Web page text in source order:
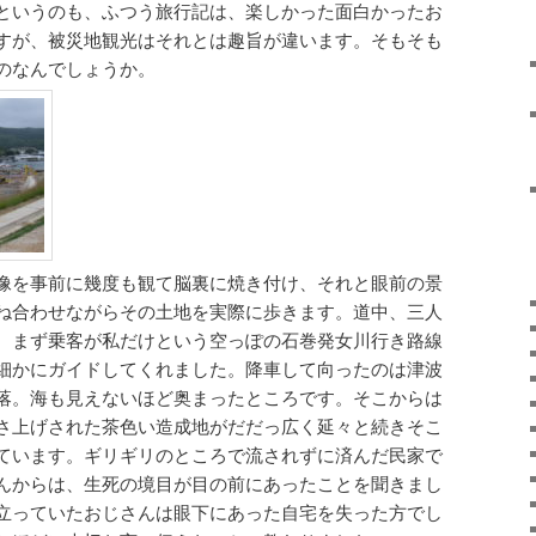
いうのも、ふつう旅行記は、楽しかった面白かったお
が、被災地観光はそれとは趣旨が違います。そもそも
んでしょうか。
を事前に幾度も観て脳裏に焼き付け、それと眼前の景
合わせながらその土地を実際に歩きます。道中、三人
まず乗客が私だけという空っぽの石巻発女川行き路線
かにガイドしてくれました。降車して向ったのは津波
。海も見えないほど奥まったところです。そこからは
上げされた茶色い造成地がだだっ広く延々と続きそこ
います。ギリギリのところで流されずに済んだ民家で
からは、生死の境目が目の前にあったことを聞きまし
っていたおじさんは眼下にあった自宅を失った方でし